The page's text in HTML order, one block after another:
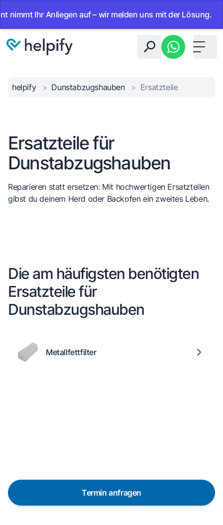
Ihr Anliegen auf – wir melden uns mit der Lösung. •
Toggle
helpify > Dunstabzugshauben > Ersatzteile
Ersatzteile für
Dunstabzugshauben
Reparieren statt ersetzen: Mit hochwertigen Ersatzteilen
gibst du deinem Herd oder Backofen ein zweites Leben.
Die am häufigsten benötigten
Ersatzteile für
Dunstabzugshauben
Metallfettfilter
Termin anfragen